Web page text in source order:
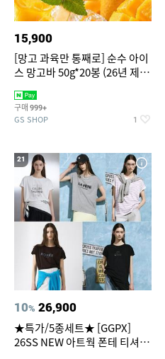
15,900
[망고 과육만 통째로] 순수 아이
스 망고바 50g*20봉 (26년 제
구매 999+
GS SHOP 1
21
10% 26,900
★특가/5종세트★ [GGPX]
26SS NEW 아트웍 폰테 티셔츠